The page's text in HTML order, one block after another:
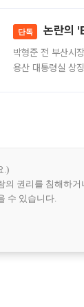
단독 논란의
박형준 전 부산시
용산 대통령실 상